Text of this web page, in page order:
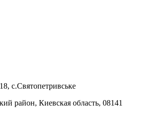
с.Святопетривське
район, Киевская область, 08141